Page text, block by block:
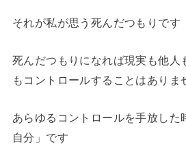
それが私が思う死んだつもりです
死んだつもりになれば現実も他人
もコントロールすることはありま
あらゆるコントロールを手放した
自分」です